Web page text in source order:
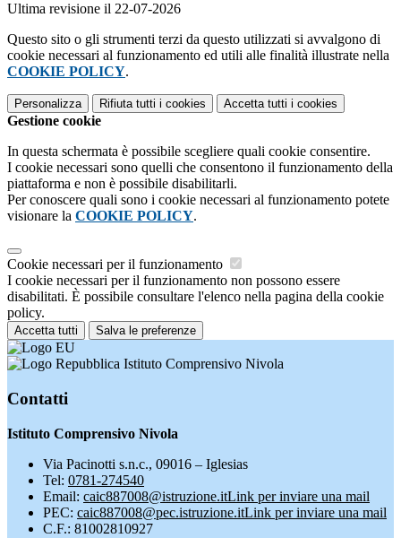
Ultima revisione il 22-07-2026
Questo sito o gli strumenti terzi da questo utilizzati si avvalgono di
cookie necessari al funzionamento ed utili alle finalità illustrate nella
COOKIE POLICY.
Personalizza Rifiuta tutti i cookies Accetta tutti i cookies
Gestione cookie
In questa schermata è possibile scegliere quali cookie consentire.
I cookie necessari sono quelli che consentono il funzionamento della
piattaforma e non è possibile disabilitarli.
Per conoscere quali sono i cookie necessari al funzionamento potete
visionare la COOKIE POLICY.
Cookie necessari per il funzionamento
I cookie necessari per il funzionamento non possono essere
disabilitati. È possibile consultare l'elenco nella pagina della cookie
policy.
Accetta tutti Salva le preferenze
Istituto Comprensivo Nivola
Contatti
Istituto Comprensivo Nivola
Via Pacinotti s.n.c., 09016 – Iglesias
Tel: 0781-274540
Email: caic887008@istruzione.itLink per inviare una mail
PEC: caic887008@pec.istruzione.itLink per inviare una mail
C.F.: 81002810927